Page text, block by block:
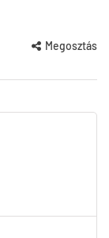
Megosztás